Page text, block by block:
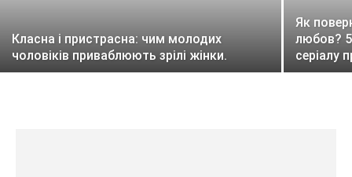
Класна і пристрасна: чим молодих
чоловіків приваблюють зрілі жінки.
Як
любов?
серіалу